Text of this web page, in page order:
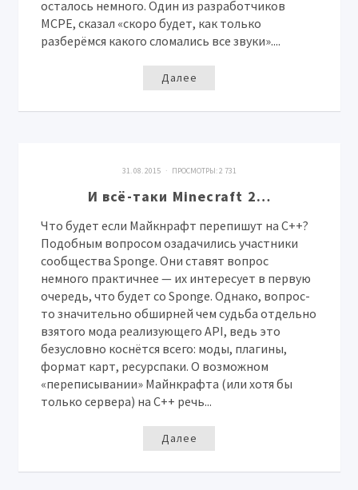
осталось немного. Один из разработчиков
MCPE, сказал «скоро будет, как только
разберёмся какого сломались все звуки»....
Далее
31. 08. 2015 · ПРОСМОТРЫ:2 731
И всё-таки Minecraft 2…
Что будет если Майкнрафт перепишут на C++?
Подобным вопросом озадачились участники
сообщества Sponge. Они ставят вопрос
немного практичнее — их интересует в первую
очередь, что будет со Sponge. Однако, вопрос-
то значительно обширней чем судьба отдельно
взятого мода реализующего API, ведь это
безусловно коснётся всего: моды, плагины,
формат карт, ресурспаки. О возможном
«переписывании» Майнкрафта (или хотя бы
только сервера) на C++ речь...
Далее